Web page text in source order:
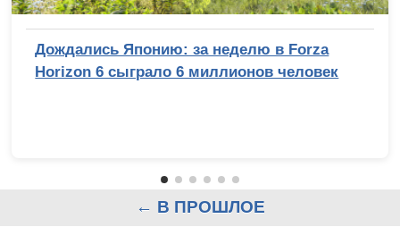
Дождались Японию: за неделю в Forza
Horizon 6 сыграло 6 миллионов человек
← В ПРОШЛОЕ